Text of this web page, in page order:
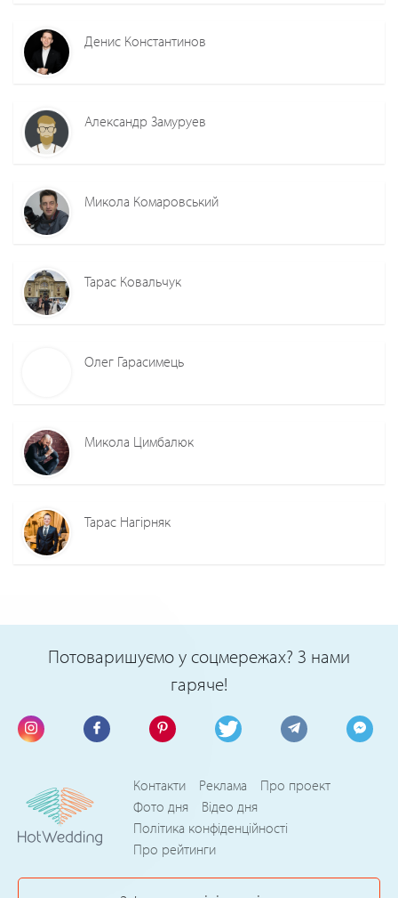
Денис Константинов
Александр Замуруев
Микола Комаровський
Тарас Ковальчук
Олег Гарасимець
Микола Цимбалюк
Тарас Нагірняк
Потоваришуємо у соцмережах? З нами
гаряче!
Контакти Реклама
Про проект
Фото дня
Відео дня
Політика конфіденційності
Про рейтинги